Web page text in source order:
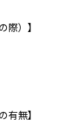
際）】
有無】